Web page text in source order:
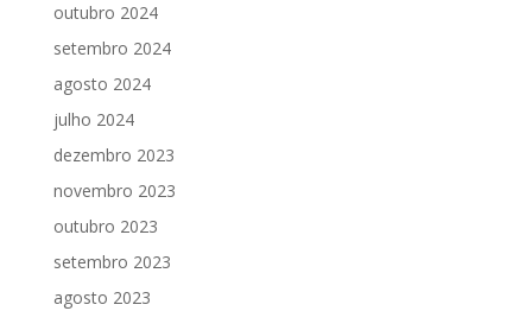
outubro 2024
setembro 2024
agosto 2024
julho 2024
dezembro 2023
novembro 2023
outubro 2023
setembro 2023
agosto 2023